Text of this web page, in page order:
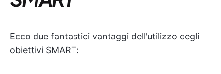
Ecco due fantastici vantaggi dell'utilizzo degli
obiettivi SMART: